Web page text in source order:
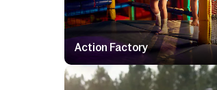
Action Factory